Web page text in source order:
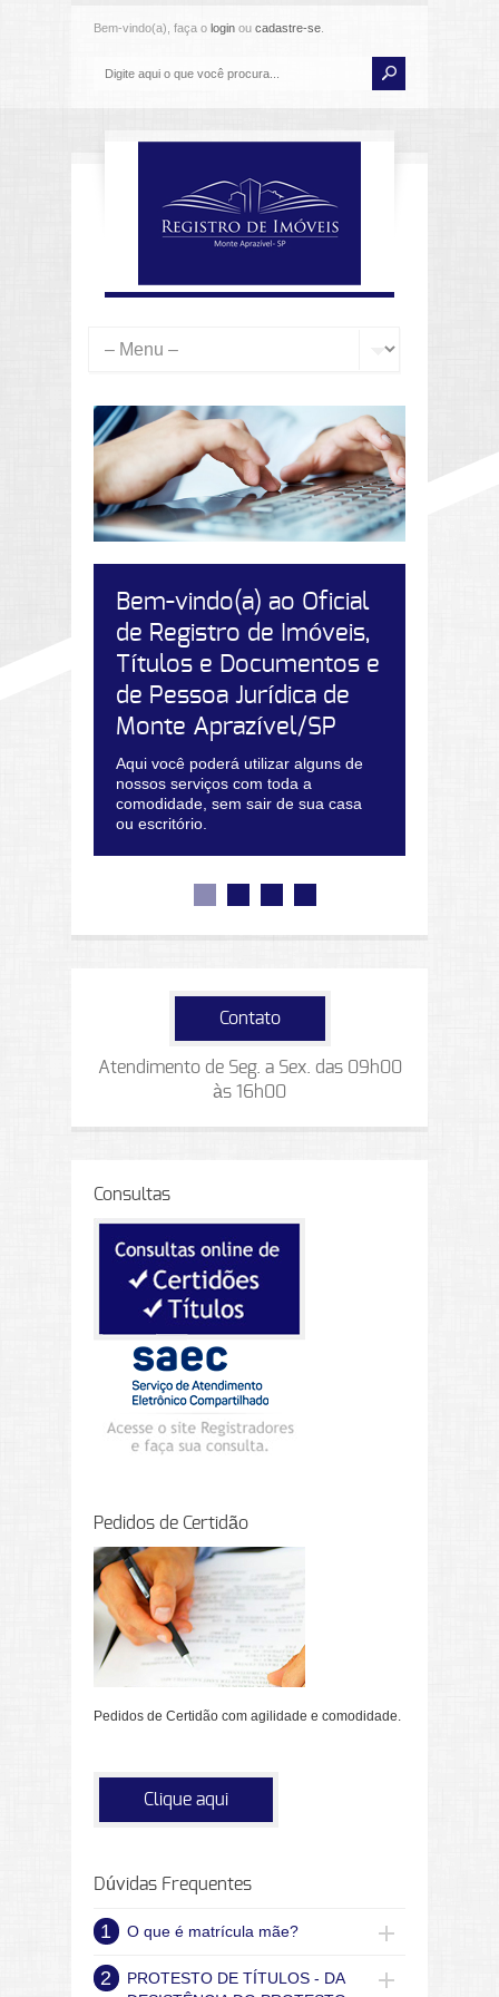
Bem-vindo(a), faça o login ou cadastre-se
Bem-vindo(a) ao Oficial
de Registro de Imóveis,
Títulos e Documentos e
de Pessoa Jurídica de
Monte Aprazível/SP
Aqui você poderá utilizar alguns de
nossos serviços com toda a
comodidade, sem sair de sua casa
ou escritório.
Contato
Atendimento de Seg. a Sex. das 09h00
às 16h00
Consultas
Pedidos de Certidão
Pedidos de Certidão com agilidade e comodidade.
Clique aqui
Dúvidas Frequentes
1 O que é matrícula mãe?
2
PROTESTO DE TÍTULOS - DA